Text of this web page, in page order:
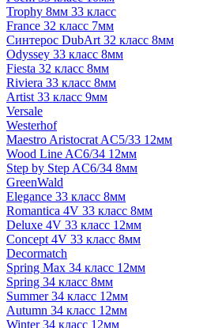
Trophy 8мм 33 класс
France 32 класс 7мм
Синтерос DubArt 32 класс 8мм
Odyssey 33 класс 8мм
Fiesta 32 класс 8мм
Riviera 33 класс 8мм
Artist 33 класс 9мм
Versale
Westerhof
Maestro Aristocrat AC5/33 12мм
Wood Line AC6/34 12мм
Step by Step AC6/34 8мм
GreenWald
Elegance 33 класс 8мм
Romantica 4V 33 класс 8мм
Deluxe 4V 33 класс 12мм
Concept 4V 33 класс 8мм
Decormatch
Spring Max 34 класс 12мм
Spring 34 класс 8мм
Summer 34 класс 12мм
Autumn 34 класс 12мм
Winter 34 класс 12мм